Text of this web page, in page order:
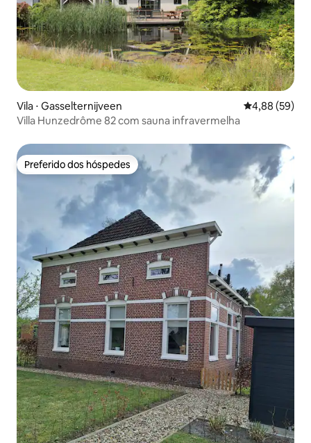
Vila ⋅ Gasselternijveen 4,88 de uma
4,88 (59)
Villa Hunzedrôme 82 com sauna infravermelha
Preferido dos hóspedes
Preferido dos hóspedes